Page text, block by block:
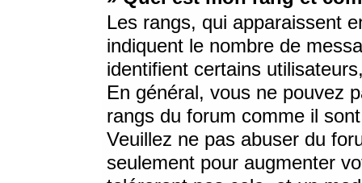
Les rangs, qui apparaissent
indiquent le nombre de
identifient certains
En général, vous ne pouvez
rangs du forum comme il
Veuillez ne pas abuser du
seulement pour augmenter